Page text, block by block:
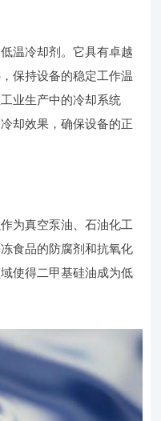
温冷却剂。它具有卓越
保持设备的稳定工作温
业生产中的冷却系统
却效果，确保设备的正
为真空泵油、石油化工
食品的防腐剂和抗氧化
使得二甲基硅油成为低